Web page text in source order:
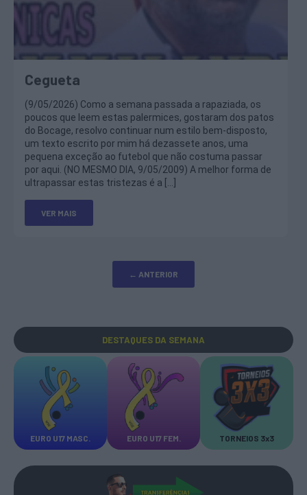
Cegueta
(9/05/2026) Como a semana passada a rapaziada, os
poucos que leem estas palermices, gostaram dos patos
do Bocage, resolvo continuar num estilo bem-disposto,
um texto escrito por mim há dezassete anos, uma
pequena exceção ao futebol que não costuma passar
por aqui. (NO MESMO DIA, 9/05/2009) A melhor forma de
ultrapassar estas tristezas é a […]
VER MAIS
← ANTERIOR
DESTAQUES DA SEMANA
EURO U17 MASC. EURO U17 FEM. TORNEIOS 3x3